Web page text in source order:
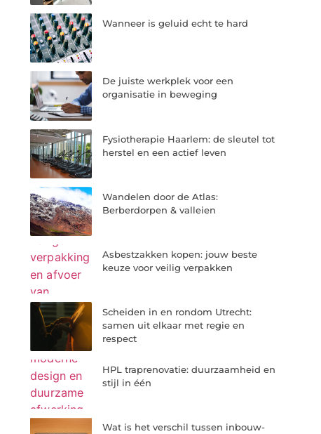
Wanneer is geluid echt te hard
De juiste werkplek voor een
organisatie in beweging
Fysiotherapie Haarlem: de sleutel tot
herstel en een actief leven
Wandelen door de Atlas:
Berberdorpen & valleien
Asbestzakken kopen: jouw beste
keuze voor veilig verpakken
Scheiden in en rondom Utrecht:
samen uit elkaar met regie en
respect
HPL traprenovatie: duurzaamheid en
stijl in één
Wat is het verschil tussen inbouw-